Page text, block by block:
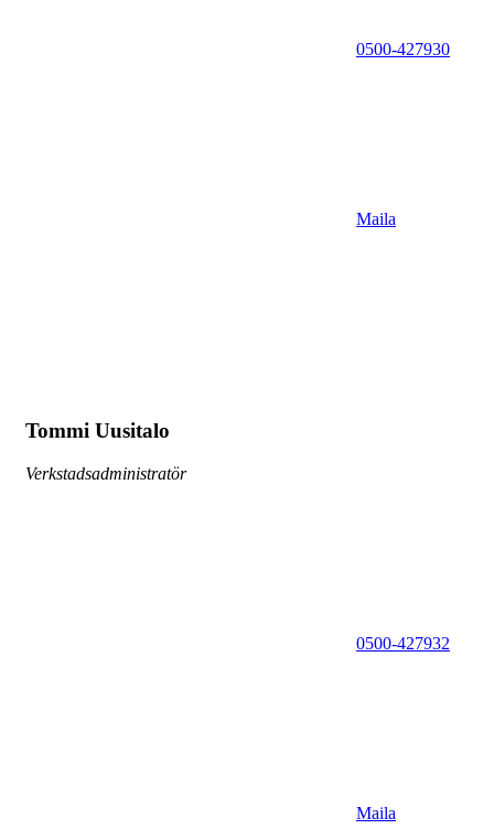
0500-427930
Maila
Tommi Uusitalo
Verkstadsadministratör
0500-427932
Maila